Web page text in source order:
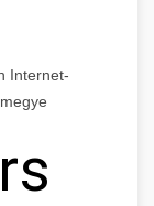
Internet-